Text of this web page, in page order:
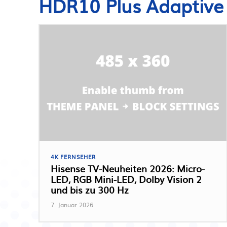
4K FERNSEHER
Hisense TV-Neuheiten 2026: Micro-
LED, RGB Mini-LED, Dolby Vision 2
und bis zu 300 Hz
7. Januar 2026